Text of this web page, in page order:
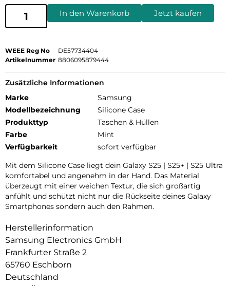
In den Warenkorb Jetzt kaufen
WEEE Reg No
DE57734404
Artikelnummer 8806095879444
Zusätzliche Informationen
Marke
Samsung
Modellbezeichnung
Silicone Case
Produkttyp
Taschen & Hüllen
Farbe
Mint
Verfügbarkeit
sofort verfügbar
Mit dem Silicone Case liegt dein Galaxy S25 | S25+ | S25 Ultra
komfortabel und angenehm in der Hand. Das Material
überzeugt mit einer weichen Textur, die sich großartig
anfühlt und schützt nicht nur die Rückseite deines Galaxy
Smartphones sondern auch den Rahmen.
Herstellerinformation
Samsung Electronics GmbH
Frankfurter Straße 2
65760 Eschborn
Deutschland